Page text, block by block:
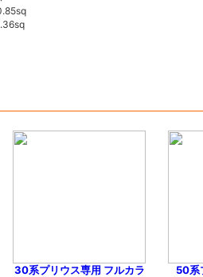
30系プリウス専用 フルカラ
50系